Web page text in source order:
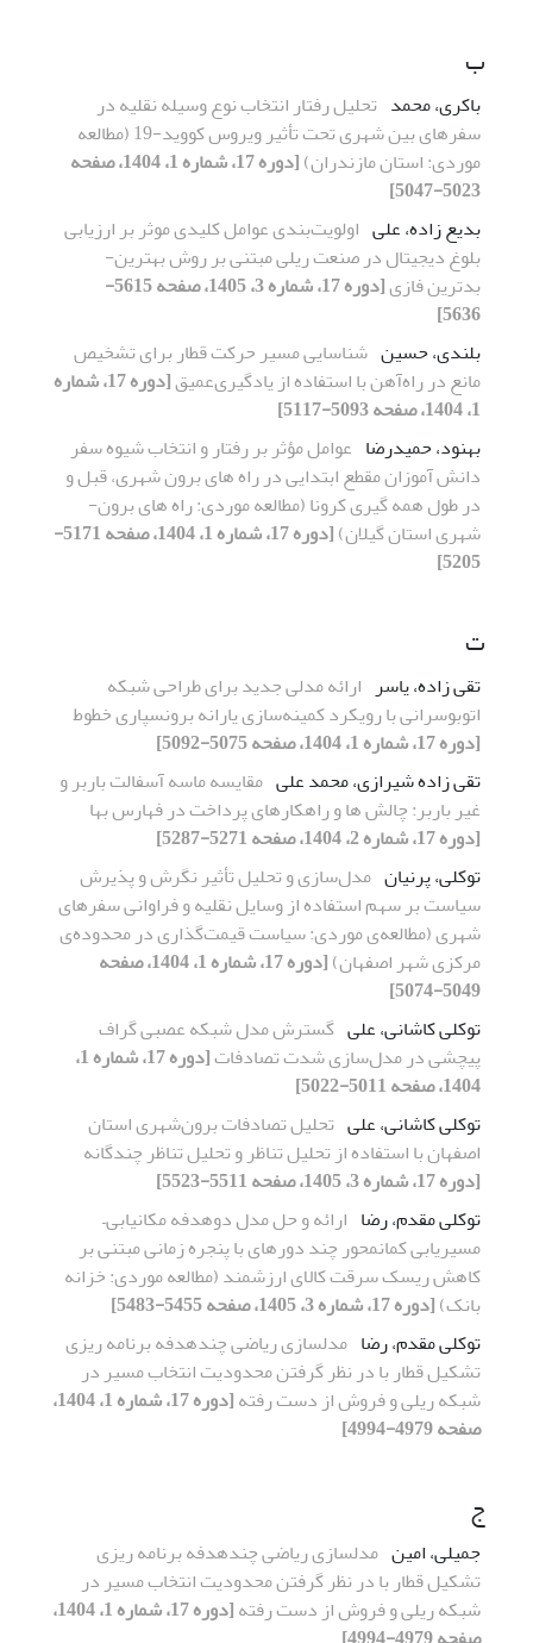
ب
باکری، محمد تحلیل رفتار انتخاب نوع وسیله نقلیه در
سفرهای بین شهری تحت تأثیر ویروس کووید-19 (مطالعه
موردی: استان مازندران)
[دوره 17، شماره 1، 1404، صفحه
5023-5047]
بدیع زاده، علی اولویت‌بندی عوامل کلیدی موثر بر ارزیابی
بلوغ دیجیتال در صنعت ریلی مبتنی بر روش بهترین-
بدترین فازی
[دوره 17، شماره 3، 1405، صفحه 5615-
5636]
بلندی، حسین شناسایی مسیر حرکت قطار برای تشخیص
مانع در راه‌آهن با استفاده از یادگیری‌عمیق
[دوره 17، شماره
1، 1404، صفحه 5093-5117]
بهنود، حمیدرضا عوامل مؤثر بر رفتار و انتخاب شیوه سفر
دانش ­آموزان مقطع ابتدایی در راه ­های برون­ شهری، قبل و
در طول همه ­گیری کرونا (مطالعه موردی: راه ­های برون­
شهری استان گیلان)
[دوره 17، شماره 1، 1404، صفحه 5171-
5205]
ت
تقی زاده، یاسر ارائه مدلی جدید برای طراحی شبکه
اتوبوسرانی با رویکرد کمینه‌سازی یارانه برونسپاری خطوط
[دوره 17، شماره 1، 1404، صفحه 5075-5092]
تقی زاده شیرازی، محمد علی مقایسه ماسه آسفالت باربر و
غیر باربر: چالش ها و راهکارهای پرداخت در فهارس بها
[دوره 17، شماره 2، 1404، صفحه 5271-5287]
توکلی، پرنیان مدل‌سازی و تحلیل تأثیر نگرش‌ و پذیرش
سیاست بر سهم استفاده از وسایل نقلیه و فراوانی سفرهای
شهری (مطالعه‎‌ی موردی: سیاست قیمت‌گذاری در محدوده‌ی
مرکزی شهر اصفهان)
[دوره 17، شماره 1، 1404، صفحه
5049-5074]
توکلی کاشانی، علی گسترش مدل شبکه عصبی گراف
پیچشی در مدل‌سازی شدت تصادفات
[دوره 17، شماره 1،
1404، صفحه 5011-5022]
توکلی کاشانی، علی تحلیل تصادفات برون‌شهری استان
اصفهان با استفاده از تحلیل تناظر و تحلیل تناظر چندگانه
[دوره 17، شماره 3، 1405، صفحه 5511-5523]
توکلی مقدم، رضا ارائه و حل مدل دوهدفه مکان­یابی–
مسیریابی کمان­محور چند دوره­ای با پنجره زمانی مبتنی بر
کاهش ریسک سرقت کالای ارزشمند(مطالعه موردی: خزانه
بانک)[دوره 17، شماره 3، 1405، صفحه 5455-5483]
توکلی مقدم، رضا مدل­سازی ریاضی چندهدفه برنامه­ ریزی
تشکیل قطار با در نظر گرفتن محدودیت انتخاب مسیر در
شبکه ریلی و فروش از دست رفته
[دوره 17، شماره 1، 1404،
صفحه 4979-4994]
ج
جمیلی، امین مدل­سازی ریاضی چندهدفه برنامه­ ریزی
تشکیل قطار با در نظر گرفتن محدودیت انتخاب مسیر در
شبکه ریلی و فروش از دست رفته
[دوره 17، شماره 1، 1404،